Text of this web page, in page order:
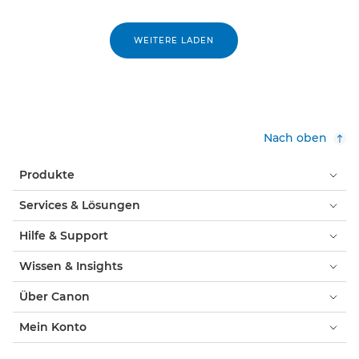
WEITERE LADEN
Nach oben
Produkte
Services & Lösungen
Hilfe & Support
Wissen & Insights
Über Canon
Mein Konto